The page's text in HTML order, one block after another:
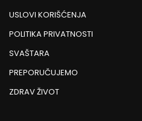
USLOVI KORIŠĆENJA
POLITIKA PRIVATNOSTI
SVAŠTARA
PREPORUČUJEMO
ZDRAV ŽIVOT